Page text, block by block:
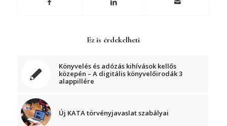
Ez is érdekelheti
Könyvelés és adózás kihívások kellős
közepén – A digitális könyvelőirodák 3
alappillére
Új KATA törvényjavaslat szabályai